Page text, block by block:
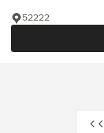
52222